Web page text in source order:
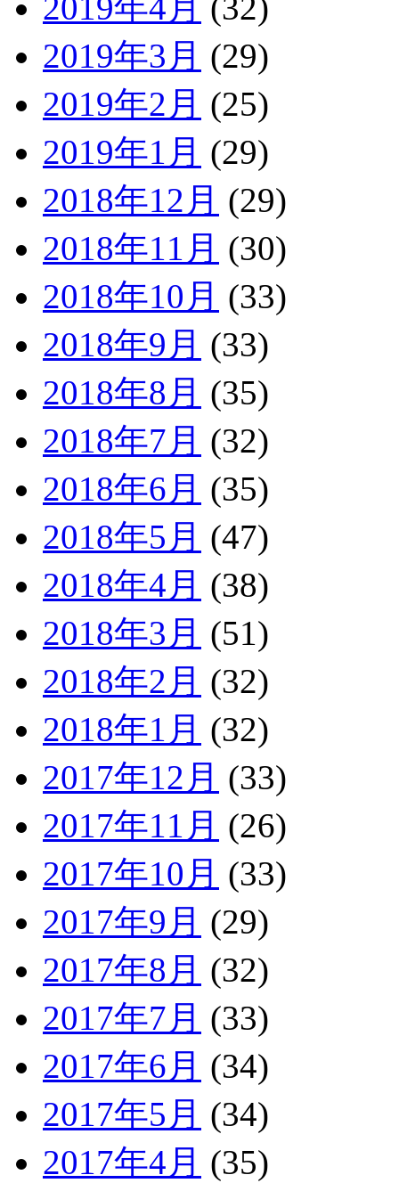
2019年3月 (29)
2019年2月 (25)
2019年1月 (29)
2018年12月 (29)
2018年11月 (30)
2018年10月 (33)
2018年9月 (33)
2018年8月 (35)
2018年7月 (32)
2018年6月 (35)
2018年5月 (47)
2018年4月 (38)
2018年3月 (51)
2018年2月 (32)
2018年1月 (32)
2017年12月 (33)
2017年11月 (26)
2017年10月 (33)
2017年9月 (29)
2017年8月 (32)
2017年7月 (33)
2017年6月 (34)
2017年5月 (34)
2017年4月 (35)